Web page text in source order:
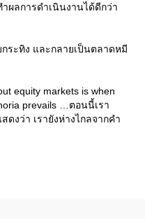
ผลการดำเนินงานได้ดีกว่า
ระทิง และกลายเป็นตลาดหมี
equity markets is when
prevails …ตอนนี้เรา
ดงว่า เรายังห่างไกลจากคำ